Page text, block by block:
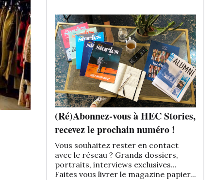
(Ré)Abonnez-vous à HEC Stories,
recevez le prochain numéro !
Vous souhaitez rester en contact
avec le réseau ? Grands dossiers,
portraits, interviews exclusives...
Faites vous livrer le magazine papier...